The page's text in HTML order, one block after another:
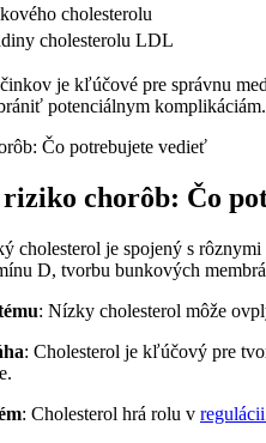
cholesterolu
cholesterolu ⁣LDL
je kľúčové pre správnu
potenciálnym komplikáciám.
chorôb: ‍Čo
cholesterol‌ je spojený⁤ s
D, ⁤tvorbu bunkových
:‌ Nízky ⁣cholesterol môže
: Cholesterol⁤ je ​kľúčový pre
: Cholesterol ⁢hrá rolu​ v